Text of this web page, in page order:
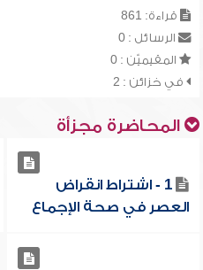
قراءة: 861
الرسائل : 0
المقيميّن : 0
في خزائن : 2
المحاضرة مجزأة
1 - اشتراط انقراض
العصر في صحة الإجماع